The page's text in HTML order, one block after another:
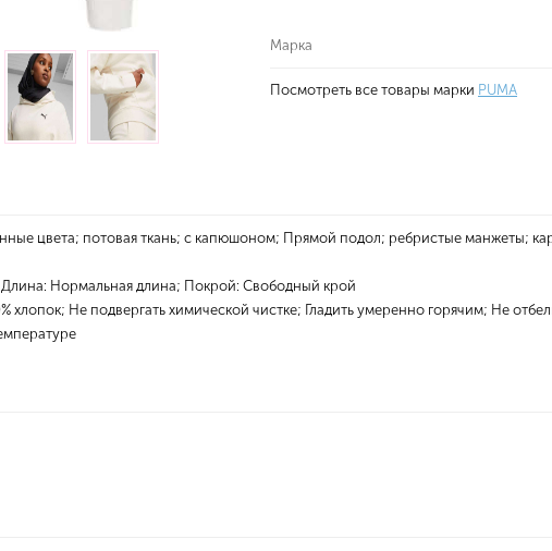
Марка
Посмотреть все товары марки PUMA
цвета; потовая ткань; с капюшоном; Прямой подол; ребристые манжеты;
Нормальная длина; Покрой: Свободный крой
Не подвергать химической чистке; Гладить умеренно горячим; Не